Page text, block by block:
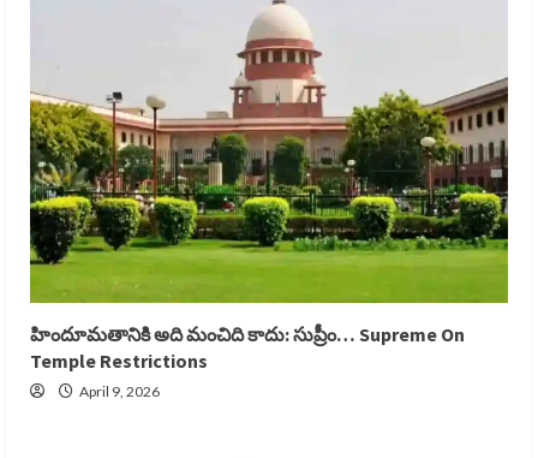
హిందూమతానికి అది మంచిది కాదు: సుప్రీం… Supreme On
Temple Restrictions
April 9, 2026